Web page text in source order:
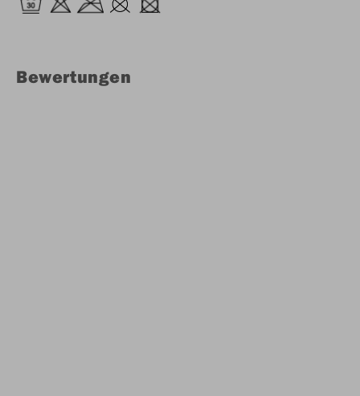
Bewertungen